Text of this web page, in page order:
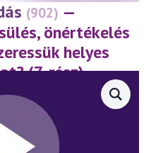
(902) —
önértékelés
helyes
(7. rész)